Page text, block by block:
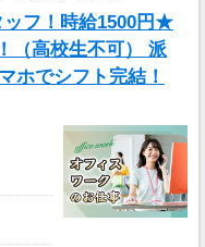
ッフ！時給1500円★
（高校生不可） 派
ホでシフト完結！